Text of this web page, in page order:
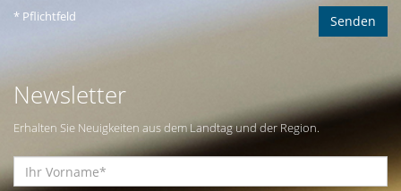
* Pflichtfeld
Newsletter
Erhalten Sie Neuigkeiten aus dem Landtag und der Region.